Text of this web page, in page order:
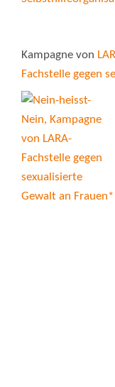
Kampagne von
Fachstelle gegen